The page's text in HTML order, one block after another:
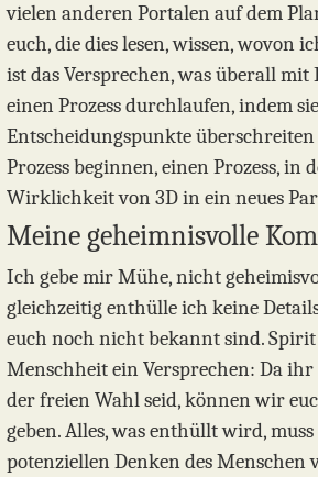
vielen anderen Portalen auf dem
euch, die dies lesen, wissen, wovon
ist das Versprechen, was überall mit
einen Prozess durchlaufen, indem
Entscheidungspunkte
Prozess beginnen, einen Prozess, in
Wirklichkeit von 3D in ein neues
Meine geheimnisvolle
Ich gebe mir Mühe, nicht
gleichzeitig enthülle ich keine
euch noch nicht bekannt sind.
Menschheit ein Versprechen: Da
der freien Wahl seid, können wir
geben. Alles, was enthüllt wird,
potenziellen Denken des Menschen